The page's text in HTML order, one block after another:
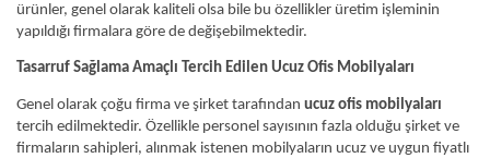
ürünler, genel olarak kaliteli olsa bile bu özellikler üretim işleminin
yapıldığı firmalara göre de değişebilmektedir.
Tasarruf Sağlama Amaçlı Tercih Edilen Ucuz Ofis Mobilyaları
Genel olarak çoğu firma ve şirket tarafından ucuz ofis mobilyaları
tercih edilmektedir. Özellikle personel sayısının fazla olduğu şirket ve
firmaların sahipleri, alınmak istenen mobilyaların ucuz ve uygun fiyatlı